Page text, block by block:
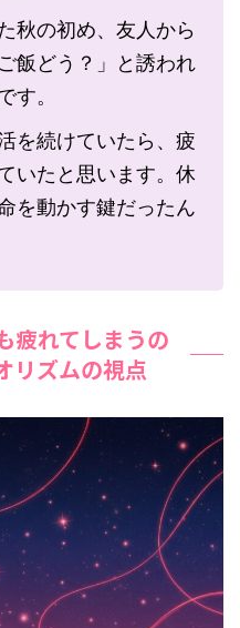
秋の初め、友人から
飯どう？」と誘われ
す。
を続けていたら、疲
いたと思います。休
を動かす鍵だったん
疲れてしまうの
リズムの視点